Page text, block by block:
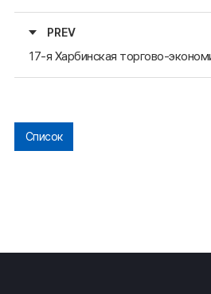
PREV
17-я Харбинская торгово-
Список